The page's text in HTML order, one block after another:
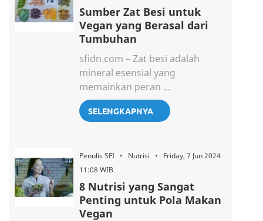
Sumber Zat Besi untuk
Vegan yang Berasal dari
Tumbuhan
sfidn.com – Zat besi adalah
mineral esensial yang
memainkan peran ...
SELENGKAPNYA
Penulis SFI • Nutrisi • Friday, 7 Jun 2024
11:08 WIB
8 Nutrisi yang Sangat
Penting untuk Pola Makan
Vegan